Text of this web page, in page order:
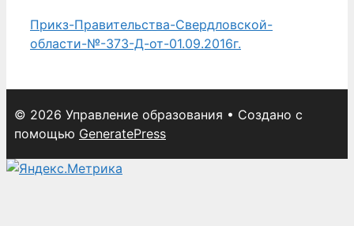
Прикз-Правительства-Свердловской-
области-№-373-Д-от-01.09.2016г.
© 2026 Управление образования • Создано с
помощью GeneratePress